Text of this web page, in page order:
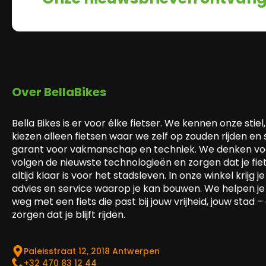
Over BellaBikes
Bella Bikes is er voor élke fietser. We kennen onze stiel,
kiezen alleen fietsen waar we zelf op zouden rijden en
garant voor vakmanschap en techniek. We denken
volgen de nieuwste technologieën en zorgen dat je
altijd klaar is voor het stadsleven. In onze winkel krijg
advies en service waarop je kan bouwen. We helpen
weg met een fiets die past bij jouw vrijheid, jouw stad –
zorgen dat je blijft rijden.
Paleisstraat 12, 2018 Antwerpen
‎+32 470 83 12 44